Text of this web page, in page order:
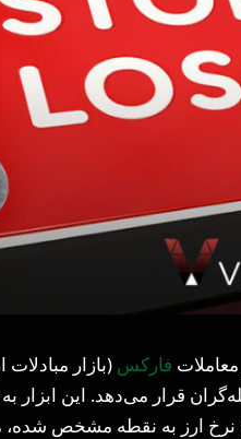
فارکس (بازار
قرار می‌دهد. این ابزار
ارز به نقطه مشخص شده،